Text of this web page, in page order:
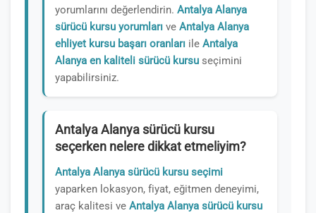
yorumlarını değerlendirin. Antalya Alanya
sürücü kursu yorumları ve Antalya Alanya
ehliyet kursu başarı oranları ile Antalya
Alanya en kaliteli sürücü kursu seçimini
yapabilirsiniz.
Antalya Alanya sürücü kursu
seçerken nelere dikkat etmeliyim?
Antalya Alanya sürücü kursu seçimi
yaparken lokasyon, fiyat, eğitmen deneyimi,
araç kalitesi ve Antalya Alanya sürücü kursu